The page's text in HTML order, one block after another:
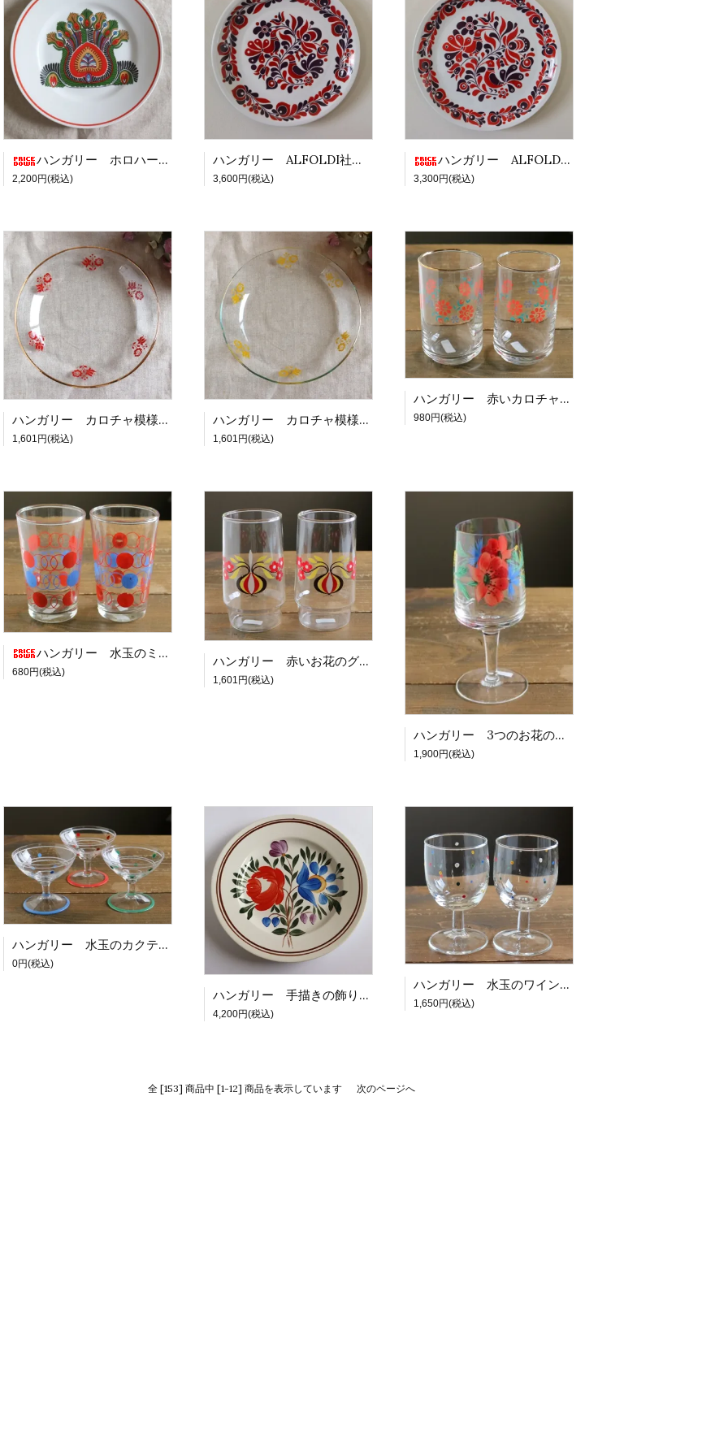
ハンガリー ホロハーザ 飾り絵皿 M 葉っぱ模様 [21095]
2,200円(税込)
ハンガリー ALFOLDI社飾り絵皿 L 鳥と花 RE×PR [21081]
3,600円(税込)
ハンガリー ALFOLDI社飾り絵皿 XL 鳥と花 RE×PR
3,300円(税込)
ハンガリー カロチャ模様のガラスプレート RE
1,601円(税込)
ハンガリー カロチャ模様のガラスプレート YE
1,601円(税込)
ハンガリー 赤いカロチャ模様のミニグラス
980円(税込)
ハンガリー 水玉のミニグラス RE×BL
680円(税込)
ハンガリー 赤いお花のグラス
1,601円(税込)
ハンガリー 3つのお花のワイングラス
1,900円(税込)
ハンガリー 水玉のカクテルグラス
0円(税込)
ハンガリー 手描きの飾り絵皿 赤と青のお花
4,200円(税込)
ハンガリー 水玉のワイングラス
1,650円(税込)
全 [153] 商品中 [1-12] 商品を表示しています 次のページへ